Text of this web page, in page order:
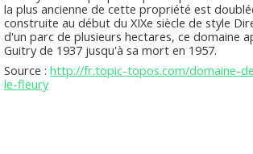
la plus ancienne de cette propriété est
construite au début du XIXe siècle de style
d'un parc de plusieurs hectares, ce domaine
Guitry de 1937 jusqu'à sa mort en 1957.
Source : http://fr.topic-topos.com/domaine-
le-fleury